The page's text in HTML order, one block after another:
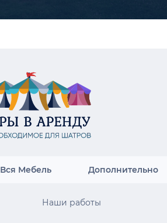
Вся Мебель Дополнительно
Наши работы